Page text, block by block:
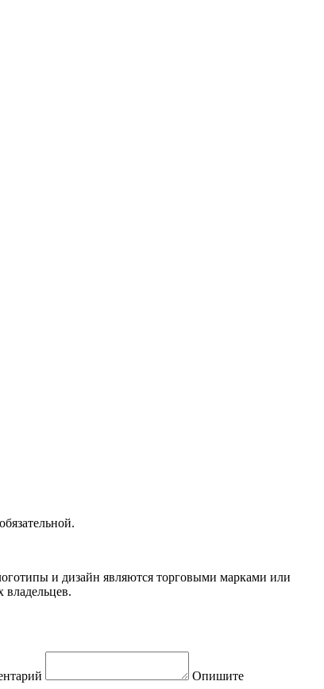
и дизайн являются торговыми марками или
Опишите